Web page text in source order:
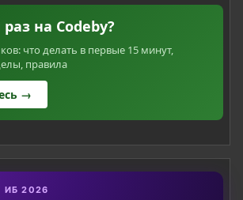
на Codeby?
что делать в первые 15 минут,
правила
→
ИБ 2026